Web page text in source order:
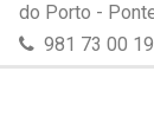
do Porto -
981 73 00 19